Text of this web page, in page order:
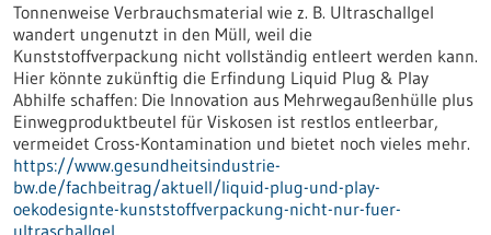
Tonnenweise Verbrauchsmaterial wie z. B. Ultraschallgel
wandert ungenutzt in den Müll, weil die
Kunststoffverpackung nicht vollständig entleert werden kann.
Hier könnte zukünftig die Erfindung Liquid Plug & Play
Abhilfe schaffen: Die Innovation aus Mehrwegaußenhülle plus
Einwegproduktbeutel für Viskosen ist restlos entleerbar,
vermeidet Cross-Kontamination und bietet noch vieles mehr.
https://www.gesundheitsindustrie-
bw.de/fachbeitrag/aktuell/liquid-plug-und-play-
oekodesignte-kunststoffverpackung-nicht-nur-fuer-
ultraschallgel